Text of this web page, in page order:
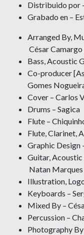
Distribuido por
Grabado en –
Arranged By,
César
Bass, Acoustic
Co-producer
Gomes
Cover – Carlos
Drums – Sagica
Flute –
Flute, Clarinet,
Graphic Design
Guitar,
Natan Marques
Illustration,
Keyboards –
Mixed By –
Percussion –
Photography By